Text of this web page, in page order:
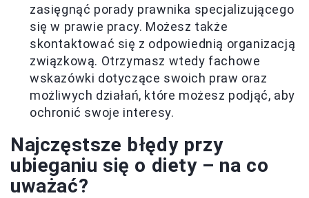
zasięgnąć porady prawnika specjalizującego
się w prawie pracy. Możesz także
skontaktować się z odpowiednią organizacją
związkową. Otrzymasz wtedy fachowe
wskazówki dotyczące swoich praw oraz
możliwych działań, które możesz podjąć, aby
ochronić swoje interesy.
Najczęstsze błędy przy
ubieganiu się o diety – na co
uważać?